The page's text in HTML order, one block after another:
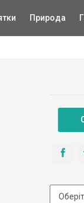
Природа